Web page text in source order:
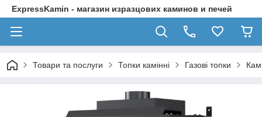
ExpressKamin - магазин изразцових каминов и печей
Товари та послуги Топки камінні Газові топки